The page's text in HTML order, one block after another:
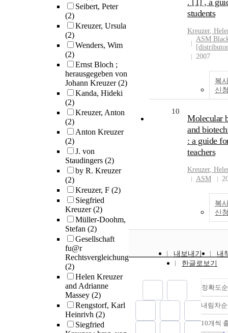
Seibert, Peter
(2)
Kreuzer, Ursula
(2)
Wenders, Wim
(2)
Ernst Bloch ;
herausgegeben von
Johann Kreuzer(2)
Kanda, Hideki
(2)
Kreuzer, Anton
(2)
Anton Kreuzer
(2)
J. von
Staudingers (2)
by R. Kreuzer
(2)
Kreuzer, F (2)
Siegfried
Kreuzer(2)
Müller-Doohm,
Stefan (2)
Gesellschaft
fu@r
Rechtsvergleichung
(2)
Helen Kreuzer
and Adrianne
Massey (2)
Rengstorf, Karl
Heinrivh (2)
Siegfried
. [1] , a
students
Kreuzer,
ASM
2007
복
신
10
Molecular
and
: a guide
teachers
Kreuzer,
ASM
복
신
내보내기
내
한글로보기
정확도순
내림차순
10개씩